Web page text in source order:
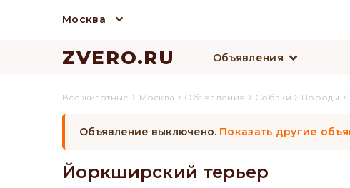
Москва
ZVERO.RU Объявления
Все животные › Москва › Объявления › Собаки › Породы ›
Объявление выключено. Показать другие
Йоркширский терьер